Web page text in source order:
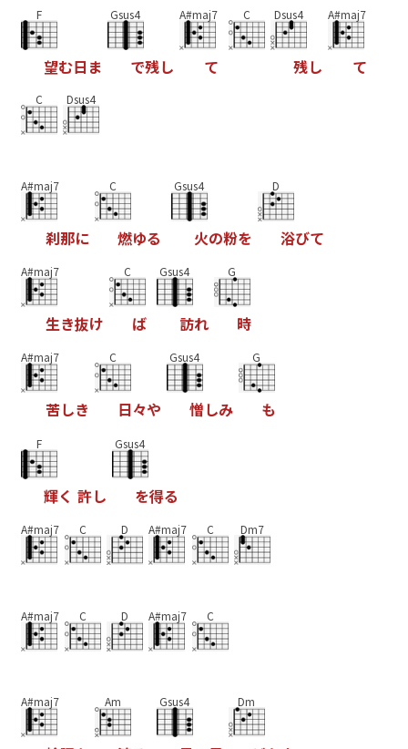
F
望む日 ま
Gsus4
で残し
A#maj7
て
C Dsus4
残し
A#maj7
て
C Dsus4
A#maj7
刹那に
C
燃ゆる
Gsus4
火の粉を
D
浴びて
A#maj7
生き抜け
C
ば
Gsus4
訪れ
G
時
A#maj7
苦しき
C
日々や
Gsus4
憎しみ
G
も
F
輝く 許し
Gsus4
を得る
A#maj7 C D A#maj7 C Dm7
A#maj7 C D A#maj7 C
A#maj7 Am Gsus4 Dm